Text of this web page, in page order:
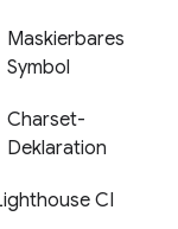
Maskierbares
Symbol
Charset-
Deklaration
CI